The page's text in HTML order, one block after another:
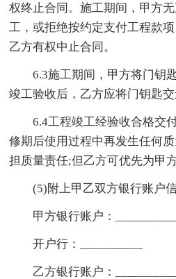
权终止合同。施工期间，甲方
工，或拒绝按约定支付工程款
乙方有权中止合同。
6.3施工期间，甲方将门钥匙
竣工验收后，乙方应将门钥匙交
6.4工程竣工经验收合格交付
修期后使用过程中再发生任何
担质量责任;但乙方可优先为甲
(5)附上甲乙双方银行账户信
甲方银行账户：__________
开户行：__________
乙方银行账户：__________